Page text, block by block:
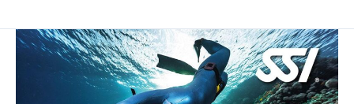
Freediver